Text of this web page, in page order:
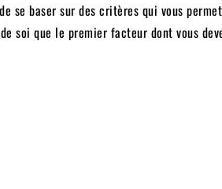
se baser sur des critères qui vous
soi que le premier facteur dont vous